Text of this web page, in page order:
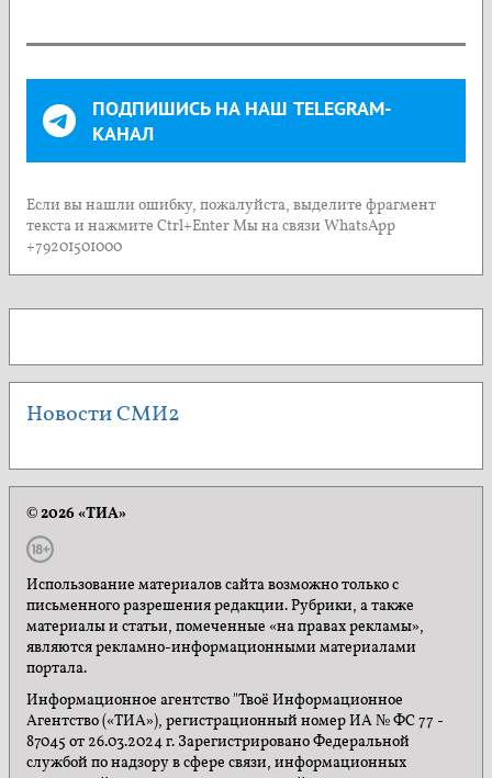
ПОДПИШИСЬ НА НАШ TELEGRAM-
КАНАЛ
Если вы нашли ошибку, пожалуйста, выделите фрагмент
текста и нажмите Ctrl+Enter Мы на связи WhatsApp
+79201501000
Новости СМИ2
© 2026 «ТИА»
Использование материалов сайта возможно только с
письменного разрешения редакции. Рубрики, а также
материалы и статьи, помеченные «на правах рекламы»,
являются рекламно-информационными материалами
портала.
Информационное агентство "Твоё Информационное
Агентство («ТИА»), регистрационный номер ИА № ФС 77 -
87045 от 26.03.2024 г. Зарегистрировано Федеральной
службой по надзору в сфере связи, информационных